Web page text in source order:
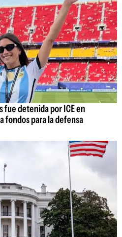
fue detenida por ICE en
fondos para la defensa